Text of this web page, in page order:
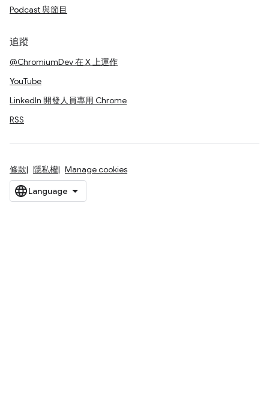
Podcast 與節目
追蹤
@ChromiumDev 在 X 上運作
YouTube
LinkedIn 開發人員專用 Chrome
RSS
條款 隱私權 Manage cookies